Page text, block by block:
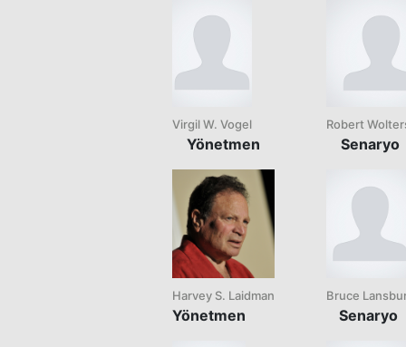
Virgil W. Vogel
Yönetmen
Harvey S. Laidman
Yönetmen
Robert
Senaryo
Bruce
Senaryo